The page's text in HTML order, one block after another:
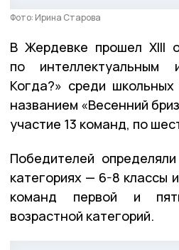
Фото: Ирина Старова
В Жердевке прошел XIII
по интеллектуальным
Когда?» среди
названием «Весенний
участие 13 команд, по
Победителей
категориях — 6-8 классы
команд первой и
возрастной категорий.